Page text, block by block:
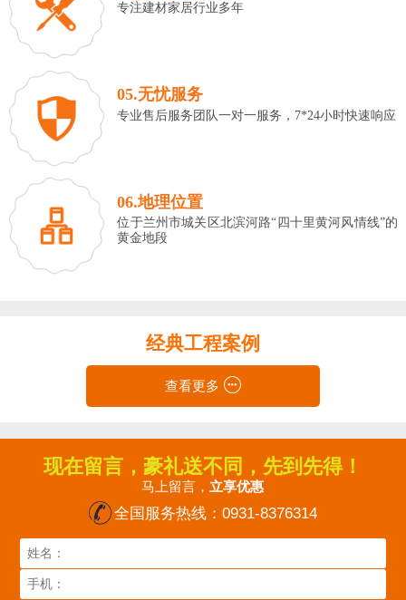
专注建材家居行业多年
05.无忧服务
专业售后服务团队一对一服务，7*24小时快速响应
06.地理位置
位于兰州市城关区北滨河路“四十里黄河风情线”的
黄金地段
经典工程案例
查看更多
现在留言，豪礼送不同，先到先得！
马上留言，立享优惠
全国服务热线：0931-8376314